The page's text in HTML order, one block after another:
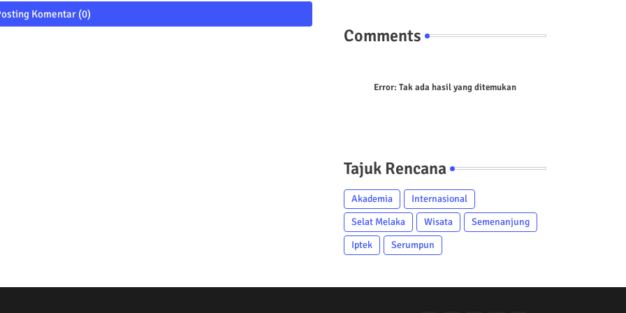
Komentar (0)
Comments
Error: Tak ada hasil yang ditemukan
Tajuk Rencana
Akademia
Internasional
Selat Melaka
Wisata
Semenanjung
Iptek
Serumpun